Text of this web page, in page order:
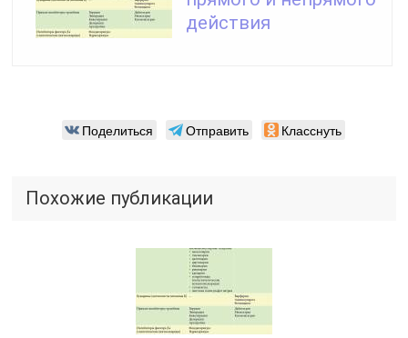
действия
Поделиться Отправить Класснуть
Похожие публикации